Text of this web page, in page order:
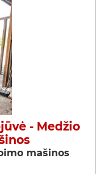
- Medžio
mašinos